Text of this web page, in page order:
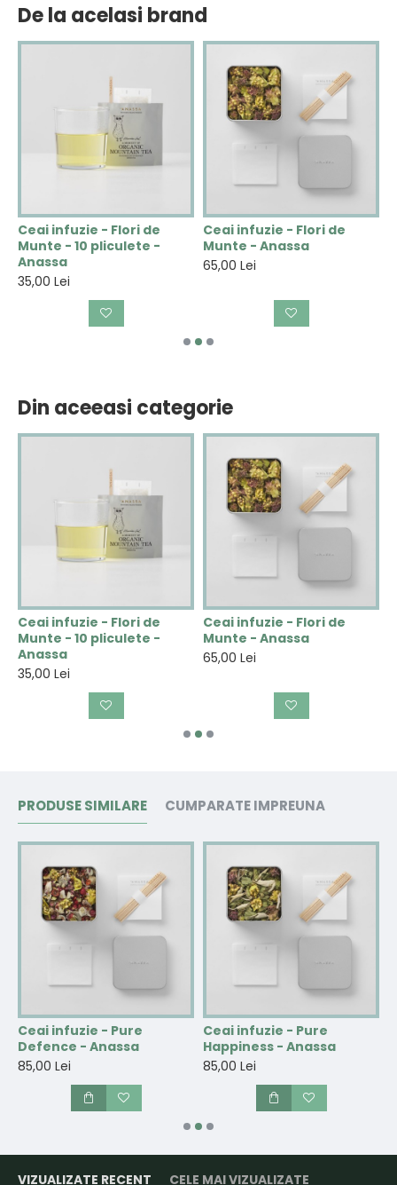
De la acelasi brand
Ceai infuzie - Flori de
Munte - 10 pliculete -
Anassa
35,00 Lei
Ceai infuzie - Flori de
Munte - Anassa
65,00 Lei
Din aceeasi categorie
Ceai infuzie - Flori de
Munte - 10 pliculete -
Anassa
35,00 Lei
Ceai infuzie - Flori de
Munte - Anassa
65,00 Lei
PRODUSE SIMILARE CUMPARATE IMPREUNA
Ceai infuzie - Pure
Defence - Anassa
85,00 Lei
Ceai infuzie - Pure
Happiness - Anassa
85,00 Lei
VIZUALIZATE RECENT CELE MAI VIZUALIZATE